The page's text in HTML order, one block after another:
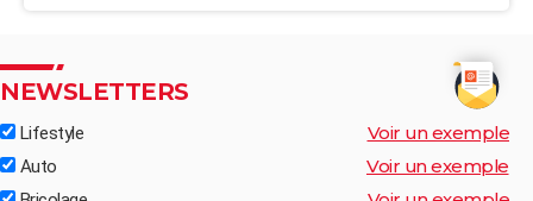
NEWSLETTERS
Lifestyle Voir un exemple
Auto Voir un exemple